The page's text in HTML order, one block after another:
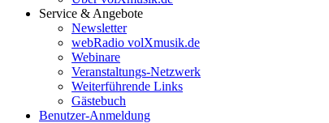
Service & Angebote
Newsletter
webRadio volXmusik.de
Webinare
Veranstaltungs-Netzwerk
Weiterführende Links
Gästebuch
Benutzer-Anmeldung